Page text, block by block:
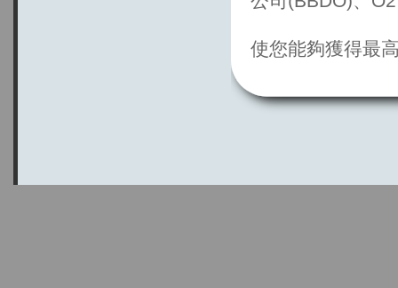
使您能夠獲得最